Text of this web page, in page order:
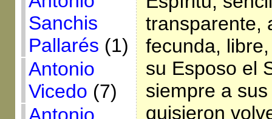
Sanchis
Pallarés (1)
Antonio
Vicedo (7)
transparente,
fecunda,
su Esposo el
siempre a
quisieron